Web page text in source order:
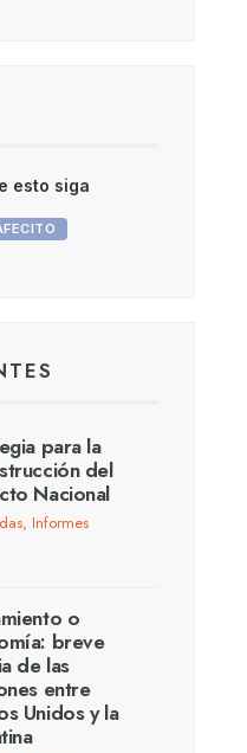
esto siga
para la
del
Nacional
, Informes
o
breve
de las
entre
Unidos y la